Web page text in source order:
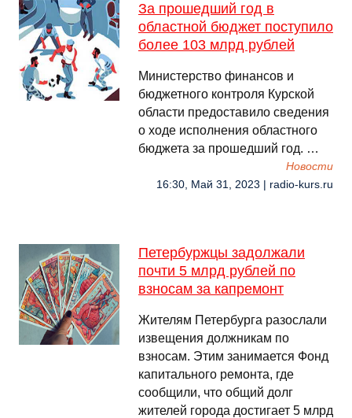
За прошедший год в
областной бюджет поступило
более 103 млрд рублей
Министерство финансов и
бюджетного контроля Курской
области предоставило сведения
о ходе исполнения областного
бюджета за прошедший год. …
Новости
16:30, Май 31, 2023 | radio-kurs.ru
Петербуржцы задолжали
почти 5 млрд рублей по
взносам за капремонт
Жителям Петербурга разослали
извещения должникам по
взносам. Этим занимается Фонд
капитального ремонта, где
сообщили, что общий долг
жителей города достигает 5 млрд